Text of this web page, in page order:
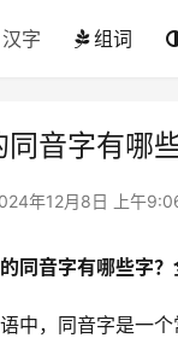
汉字 组词
同音字有哪
年12月8日 上午
同音字有哪些字
，同音字是一个